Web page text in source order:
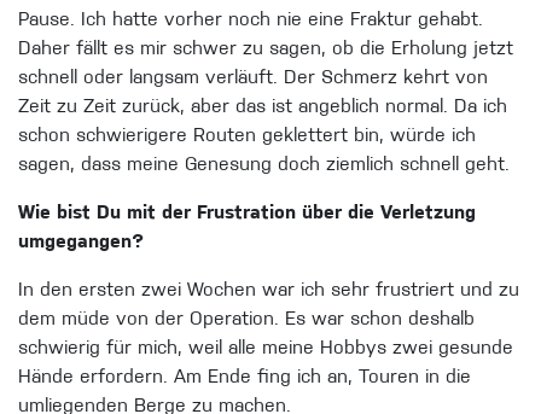
Pause. Ich hatte vorher noch nie eine Fraktur gehabt.
Daher fällt es mir schwer zu sagen, ob die Erholung jetzt
schnell oder langsam verläuft. Der Schmerz kehrt von
Zeit zu Zeit zurück, aber das ist angeblich normal. Da ich
schon schwierigere Routen geklettert bin, würde ich
sagen, dass meine Genesung doch ziemlich schnell geht.
Wie bist Du mit der Frustration über die Verletzung
umgegangen?
In den ersten zwei Wochen war ich sehr frustriert und zu
dem müde von der Operation. Es war schon deshalb
schwierig für mich, weil alle meine Hobbys zwei gesunde
Hände erfordern. Am Ende fing ich an, Touren in die
umliegenden Berge zu machen.